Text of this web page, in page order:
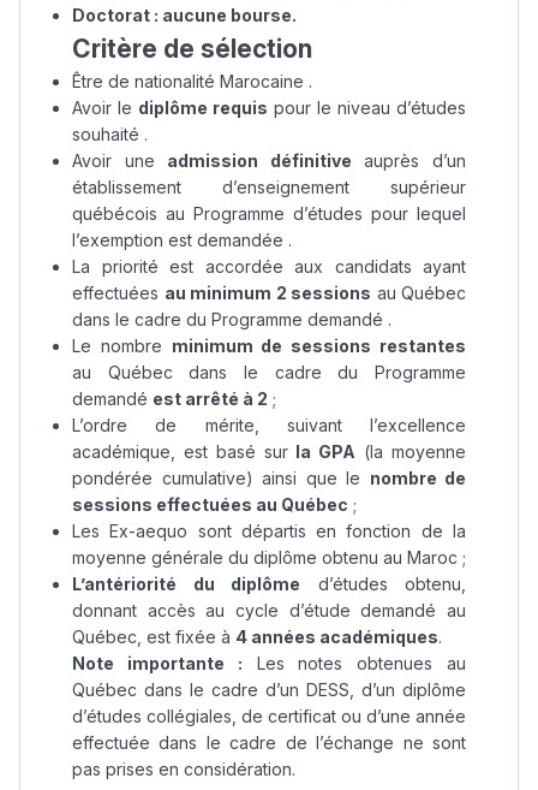
Doctorat : aucune bourse.
Critère de sélection
Être de nationalité Marocaine .
Avoir le diplôme requis pour le niveau d’études
souhaité .
Avoir une admission définitive auprès d’un
établissement d’enseignement supérieur
québécois au Programme d’études pour lequel
l’exemption est demandée .
La priorité est accordée aux candidats ayant
effectuées au minimum 2 sessions au Québec
dans le cadre du Programme demandé .
Le nombre minimum de sessions restantes
au Québec dans le cadre du Programme
demandé est arrêté à 2 ;
L’ordre de mérite, suivant l’excellence
académique, est basé sur la GPA (la moyenne
pondérée cumulative) ainsi que le nombre de
sessions effectuées au Québec ;
Les Ex-aequo sont départis en fonction de la
moyenne générale du diplôme obtenu au Maroc ;
L’antériorité du diplôme d’études obtenu,
donnant accès au cycle d’étude demandé au
Québec, est fixée à 4 années académiques.
Note importante : Les notes obtenues au
Québec dans le cadre d’un DESS, d’un diplôme
d’études collégiales, de certificat ou d’une année
effectuée dans le cadre de l’échange ne sont
pas prises en considération.